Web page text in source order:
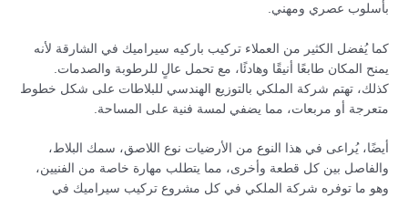
بأسلوب عصري ومهني.
كما يُفضل الكثير من العملاء تركيب باركيه سيراميك في الشارقة لأنه
يمنح المكان طابعًا أنيقًا وهادئًا، مع تحمل عالٍ للرطوبة والصدمات.
كذلك، تهتم شركة الملكي بالتوزيع الهندسي للبلاطات على شكل خطوط
متعرجة أو مربعات، مما يضفي لمسة فنية على المساحة.
أيضًا، يُراعى في هذا النوع من الأرضيات نوع اللاصق، سمك البلاط،
والفاصل بين كل قطعة وأخرى، مما يتطلب مهارة خاصة من الفنيين،
وهو ما توفره شركة الملكي في كل مشروع تركيب سيراميك في